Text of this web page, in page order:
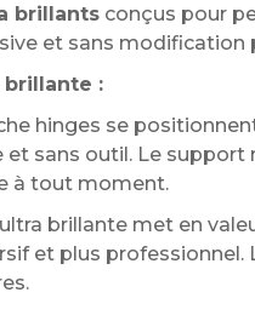
brillantsconçus pour
et sans modification
:
hinges se
sans outil. Le
à tout moment.
brillante met en
et plus